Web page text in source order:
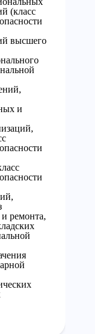
(класс
высшего
и
ремонта,